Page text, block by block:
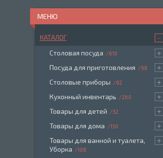
КАТАЛОГ
Столовая посуда 610
Посуда для приготовления 98
Столовые приборы 82
Кухонный инвентарь 260
Товары для детей 32
Товары для дома 130
Товары для ванной и туалета,
Уборка
108